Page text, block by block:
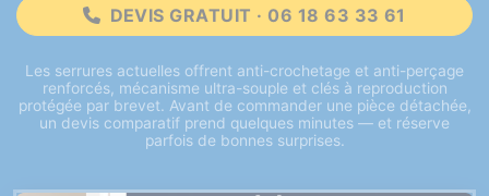
DEVIS GRATUIT · 06 18 63 33 61
Les serrures actuelles offrent anti-crochetage et anti-perçage
renforcés, mécanisme ultra-souple et clés à reproduction
protégée par brevet. Avant de commander une pièce détachée,
un devis comparatif prend quelques minutes — et réserve
parfois de bonnes surprises.